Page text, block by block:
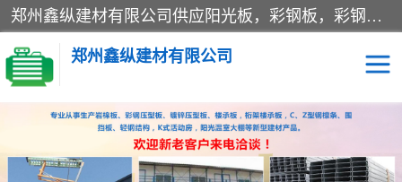
郑州鑫纵建材有限公司供应阳光板，彩钢板，彩钢钢构工程是一家集生产销售租赁安装于一体的企业，主要生产PC采光板，耐力板，仿古琉璃采光板，岩棉板、彩钢压型板、镀锌压型板、桁架楼承板，C、Z型钢檩条、围挡板、轻钢结构，阳光温室大棚等新型建材产品。公司旗下有多台移动式高空压瓦机租赁，承接全国各地业务，专业对外租赁各种型号压瓦机。
郑州鑫纵建材有限公司
高空瓦机租赁 ASA合成树脂仿古瓦